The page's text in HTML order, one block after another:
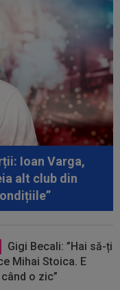
Ioan Varga,
alt club din
Gigi Becali: ”Hai să-ți
Mihai Stoica. E
o zic”